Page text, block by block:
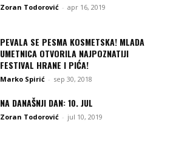
Zoran Todorović - apr 16, 2019
PEVALA SE PESMA KOSMETSKA! MLADA
UMETNICA OTVORILA NAJPOZNATIJI
FESTIVAL HRANE I PIĆA!
Marko Spirić - sep 30, 2018
NA DANAŠNJI DAN: 10. JUL
Zoran Todorović - jul 10, 2019